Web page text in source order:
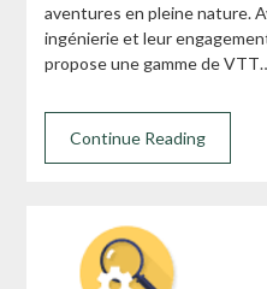
aventures en pleine nature.
ingénierie et leur
propose une gamme de
Continue Reading